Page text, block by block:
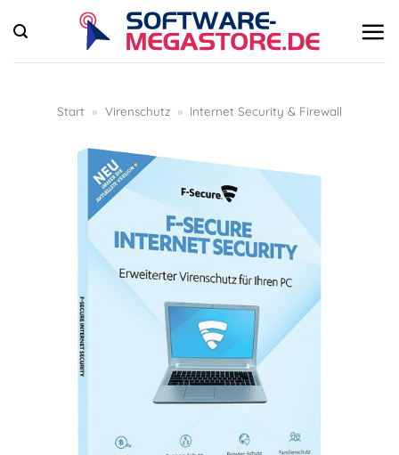
Inhalt
springen
Start » Virenschutz » Internet Security & Firewall